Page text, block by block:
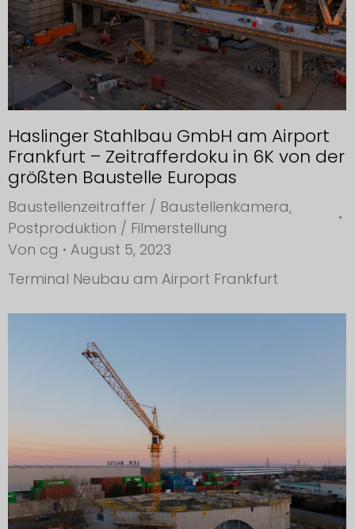
Haslinger Stahlbau GmbH am Airport
Frankfurt – Zeitrafferdoku in 6K von der
größten Baustelle Europas
Baustellenzeitraffer / Baustellenkamera,
Postproduktion / Filmerstellung
Von cg
August 5, 2023
Terminal Neubau am Airport Frankfurt